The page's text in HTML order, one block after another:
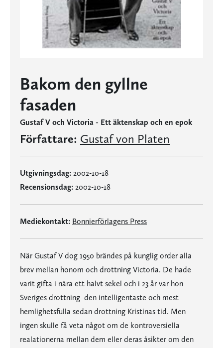
Bakom den gyllne
fasaden
Gustaf V och Victoria - Ett äktenskap och en epok
Författare: Gustaf von Platen
Utgivningsdag: 2002-10-18
Recensionsdag: 2002-10-18
Mediekontakt: Bonnierförlagens Press
När Gustaf V dog 1950 brändes på kunglig order alla
brev mellan honom och drottning Victoria. De hade
varit gifta i nära ett halvt sekel och i 23 år var hon
Sveriges drottning  den intelligentaste och mest
hemlighetsfulla sedan drottning Kristinas tid. Men
ingen skulle få veta något om de kontroversiella
realationerna mellan dem eller deras åsikter om den